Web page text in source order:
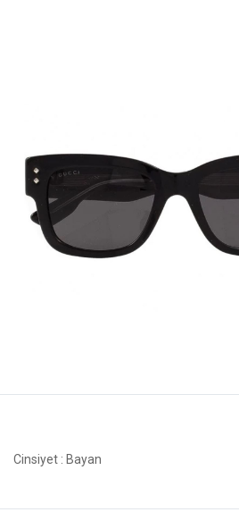
Cinsiyet : Bayan